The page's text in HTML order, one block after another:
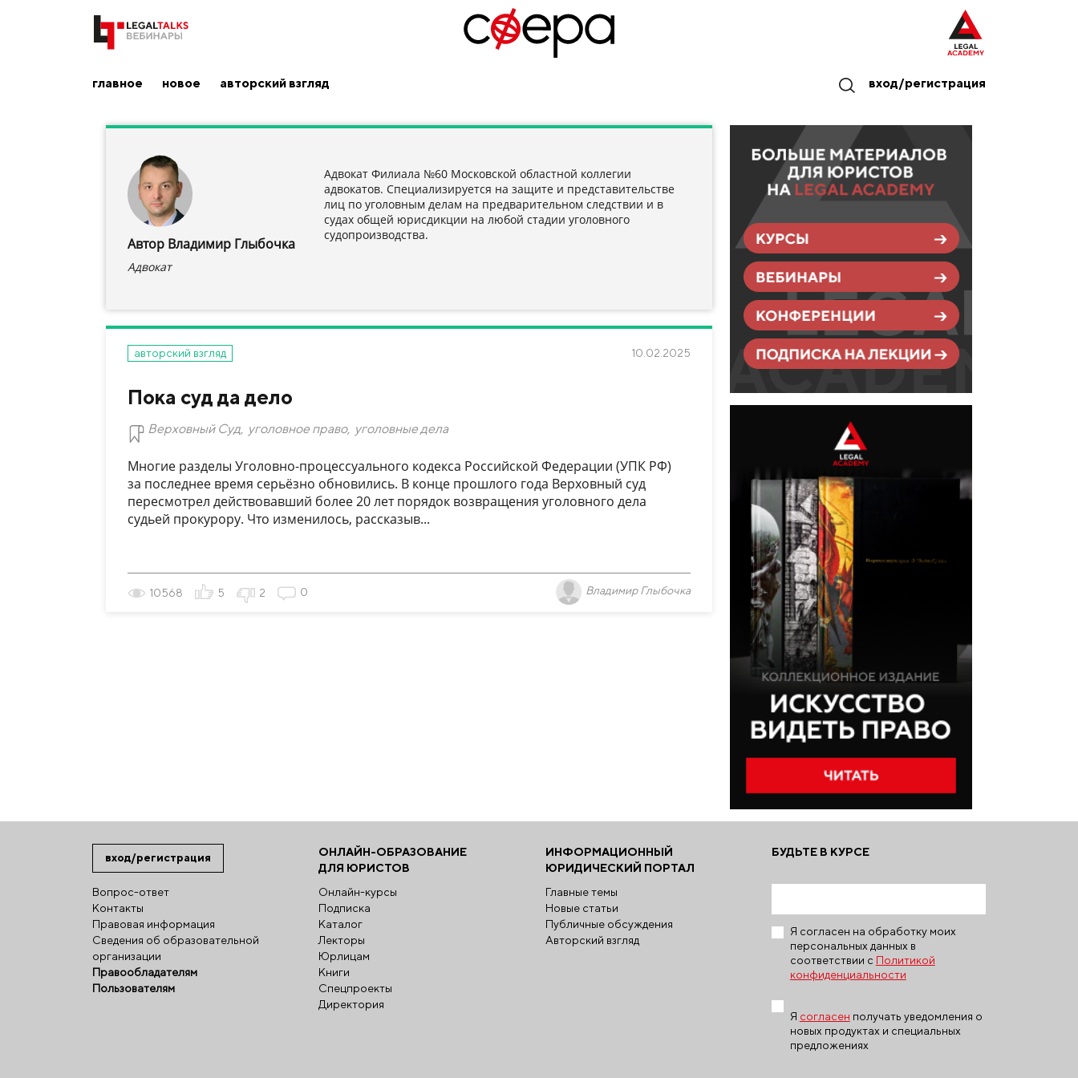
главное новое авторский взгляд вход/регистрация
Автор Владимир Глыбочка
Адвокат
Адвокат Филиала №60 Московской областной коллегии
адвокатов. Специализируется на защите и представительстве
лиц по уголовным делам на предварительном следствии и в
судах общей юрисдикции на любой стадии уголовного
судопроизводства.
авторский взгляд 10.02.2025
Пока суд да дело
Верховный Суд уголовное право, уголовные дела
Многие разделы Уголовно-процессуального кодекса Российской Федерации (УПК РФ)
за последнее время серьёзно обновились. В конце прошлого года Верховный суд
пересмотрел действовавший более 20 лет порядок возвращения уголовного дела
судьей прокурору. Что изменилось, рассказыв...
10568 5 2 0 Владимир Глыбочка
вход/регистрация
Вопрос-ответ
Контакты
Правовая информация
Сведения об образовательной
организации
Правообладателям
Пользователям
ОНЛАЙН-ОБРАЗОВАНИЕ
ДЛЯ ЮРИСТОВ
Онлайн-курсы
Подписка
Каталог
Лекторы
Юрлицам
Книги
Спецпроекты
Директория
ИНФОРМАЦИОННЫЙ
ЮРИДИЧЕСКИЙ ПОРТАЛ
Главные темы
Новые статьи
Публичные обсуждения
Авторский взгляд
БУДЬТЕ В КУРСЕ
Я согласен на обработку моих
персональных данных в
соответствии с Политикой
конфиденциальности
Я согласен получать уведомления о
новых продуктах и специальных
предложениях